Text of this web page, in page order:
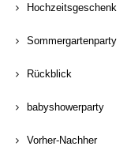
Hochzeitsgeschenk
Sommergartenparty
Rückblick
babyshowerparty
Vorher-Nachher